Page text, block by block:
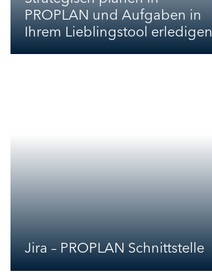
PROPLAN und Aufgaben in
Ihrem Lieblingstool erledigen
Jira – PROPLAN Schnittstelle